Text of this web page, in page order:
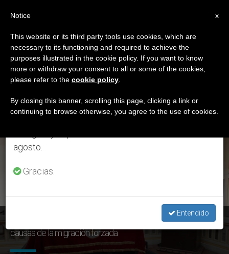
ETIQUETA
Posts Tagged
‘salvadoreños’
ÚLTIMAS NOTICIAS
El Salvador: Los obispos piden “combatir frontalmente” las
causas de la migración forzada
×
Aviso importante
Del 27 de julio al 7 de agosto haremos la pausa
anual, aprovechando que en el periodo de verano
se generan menos informaciones y también el
agosto.
Gracias.
Entendido
x
Notice
This website or its third party tools use cookies, which are
necessary to its functioning and required to achieve the
purposes illustrated in the cookie policy. If you want to know
more or withdraw your consent to all or some of the cookies,
please refer to the cookie policy
By closing this banner, scrolling this page, clicking a link or
continuing to browse otherwise, you agree to the use of cookies.